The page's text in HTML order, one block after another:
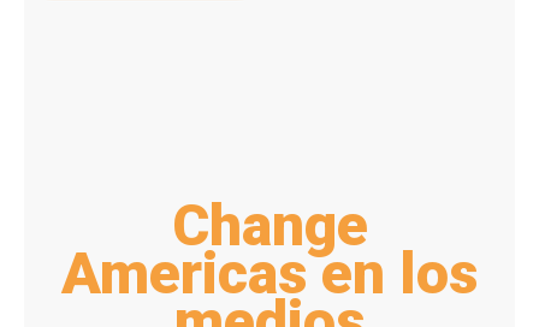
Change
Americas en los